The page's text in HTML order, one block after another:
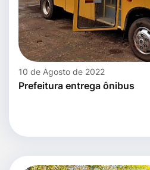
10 de Agosto de 2022
Prefeitura entrega ônibus